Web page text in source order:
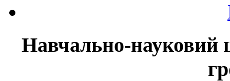
Навчально-науковий